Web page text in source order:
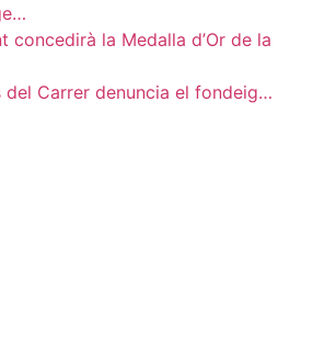
concedirà la Medalla d’Or de la
del Carrer denuncia el fondeig…